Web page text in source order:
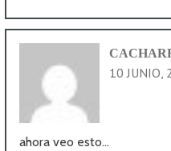
10 JUNIO,
ahora veo esto…